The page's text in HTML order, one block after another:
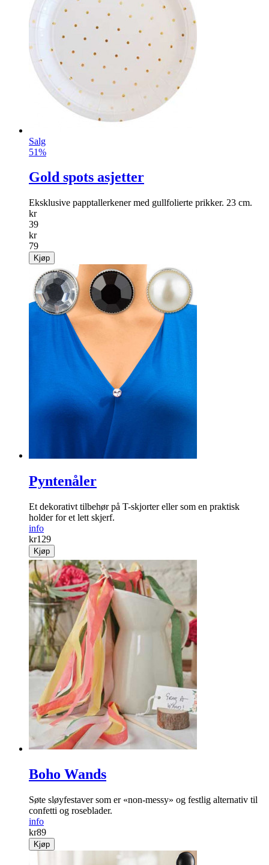
Salg
51%
Gold spots asjetter
Eksklusive papptallerkener med gullfolierte prikker. 23 cm.
kr
39
kr
79
Kjøp
Pyntenåler
Et dekorativt tilbehør på T-skjorter eller som en praktisk
holder for et lett skjerf.
info
kr129
Kjøp
Boho Wands
Søte sløyfestaver som er «non-messy» og festlig alternativ til
confetti og roseblader.
info
kr89
Kjøp